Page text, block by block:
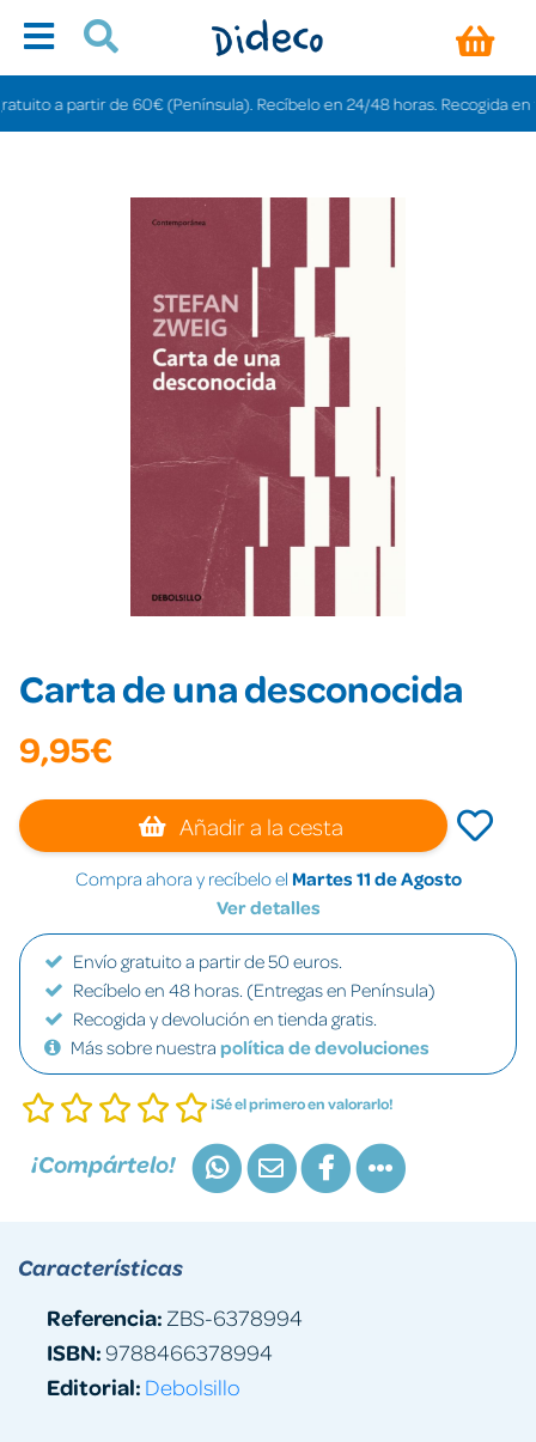
a partir de 60€ (Península). Recíbelo en 24/48 horas. Recogida en
Carta de una desconocida
9,95€
Añadir a la cesta
Compra ahora y recíbelo el Martes 11 de Agosto
Ver detalles
Envío gratuito a partir de 50 euros.
Recíbelo en 48 horas. (Entregas en Península)
Recogida y devolución en tienda gratis.
Más sobre nuestra política de devoluciones
¡Sé el primero en valorarlo!
¡Compártelo!
Características
Referencia: ZBS-6378994
ISBN:9788466378994
Editorial: Debolsillo